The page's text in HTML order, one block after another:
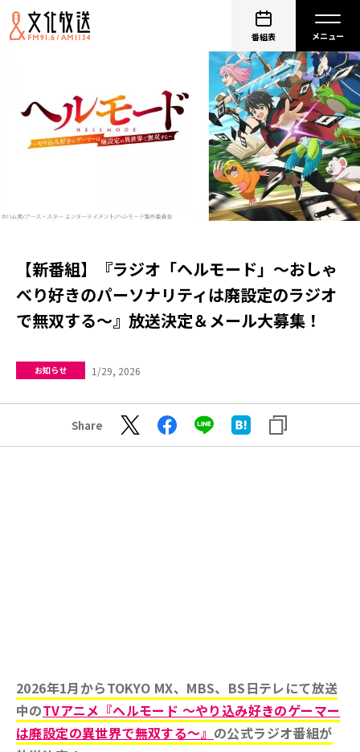
番組表
【新番組】『ラジオ「ヘルモード」～おしゃ
べり好きのパーソナリティは廃設定のラジオ
で無双する～』放送決定＆メール大募集！
お知らせ 1/29, 2026
Share
2026年1月からTOKYO MX、MBS、BS日テレにて放送
中のTVアニメ『ヘルモード ～やり込み好きのゲーマー
は廃設定の異世界で無双する～』 の公式ラジオ番組が